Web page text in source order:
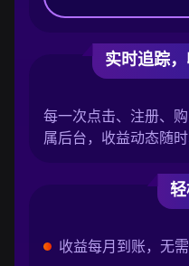
实时追踪，
每一次点击、注册、
属后台，收益动态随
收益每月到账，无